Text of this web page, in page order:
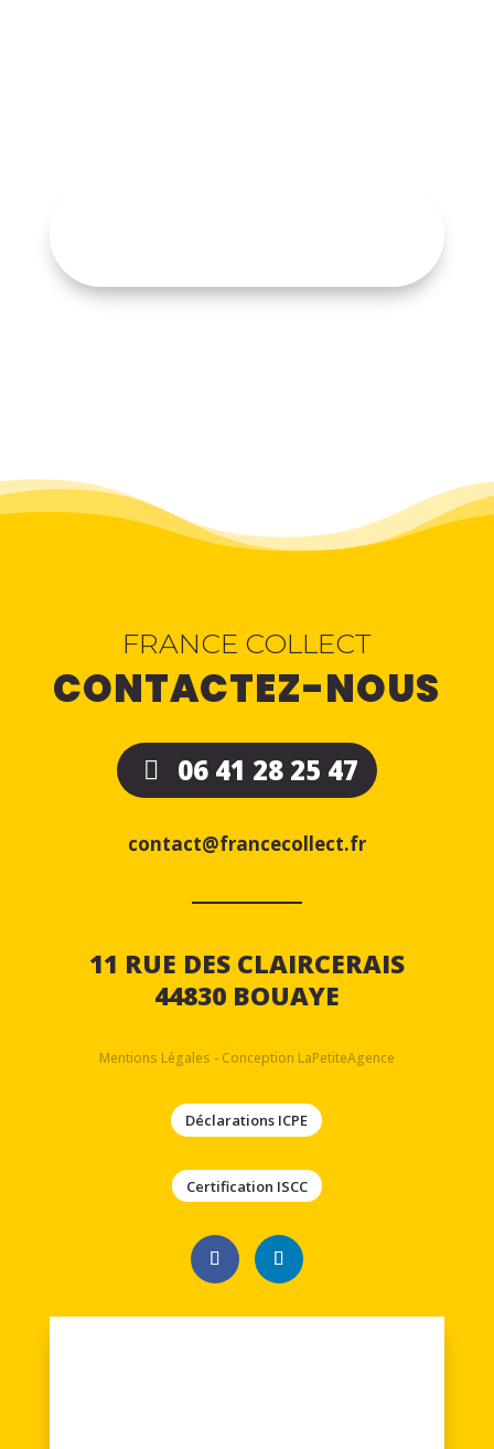
FRANCE COLLECT
CONTACTEZ-NOUS
06 41 28 25 47
contact@francecollect.fr
11 RUE DES CLAIRCERAIS
44830 BOUAYE
Mentions Légales - Conception LaPetiteAgence
Déclarations ICPE
Certification ISCC